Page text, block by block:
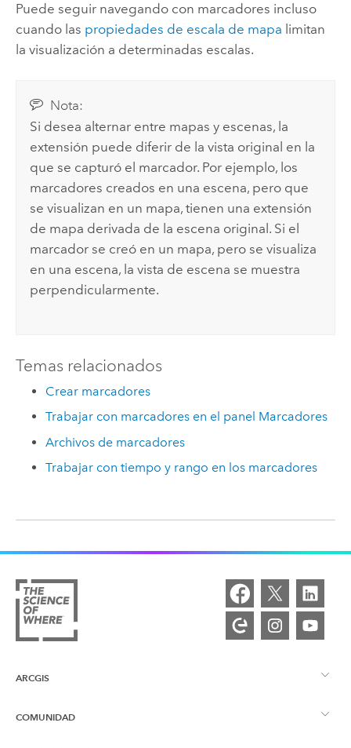
Puede seguir navegando con marcadores incluso
cuando las propiedades de escala de mapa limitan
la visualización a determinadas escalas.
Nota:
Si desea alternar entre mapas y escenas, la
extensión puede diferir de la vista original en la
que se capturó el marcador. Por ejemplo, los
marcadores creados en una escena, pero que
se visualizan en un mapa, tienen una extensión
de mapa derivada de la escena original. Si el
marcador se creó en un mapa, pero se visualiza
en una escena, la vista de escena se muestra
perpendicularmente.
Temas relacionados
Crear marcadores
Trabajar con marcadores en el panel Marcadores
Archivos de marcadores
Trabajar con tiempo y rango en los marcadores
ARCGIS
Descripción general de ArcGIS
COMUNIDAD